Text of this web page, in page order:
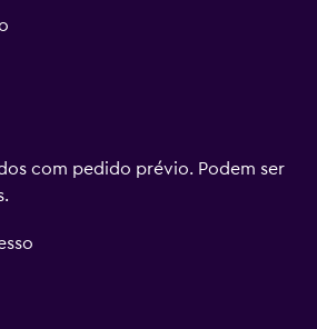
com pedido prévio. Podem ser